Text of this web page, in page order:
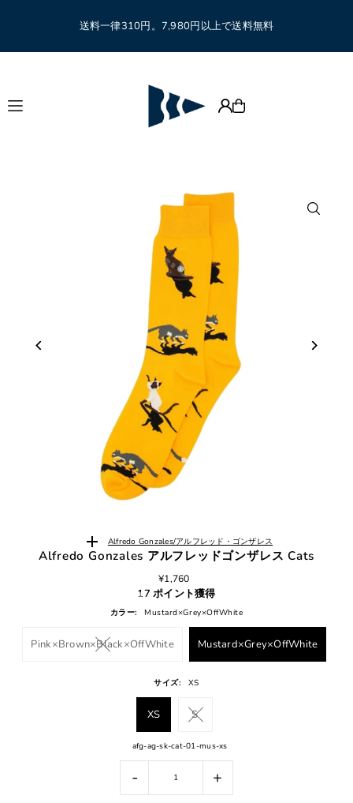
Translation missing: ja.accessibility.skip_to_text
送料一律310円。7,980円以上で送料無料
Alfredo Gonzales/アルフレッド・ゴンザレス
Alfredo Gonzales アルフレッドゴンザレス Cats
¥1,760
17 ポイント獲得
カラー: Mustard×Grey×OffWhite
Pink×Brown×Black×OffWhite Mustard×Grey×OffWhite
サイズ: XS
XS S
afg-ag-sk-cat-01-mus-xs
- +